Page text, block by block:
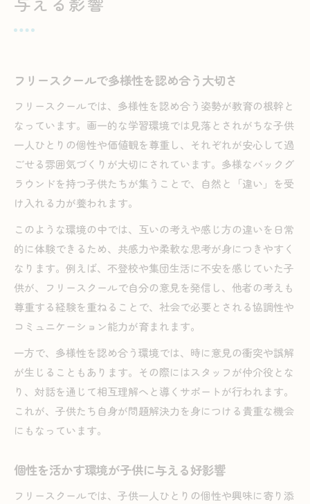
フリースクールで多様性を認め合う大切さ
フリースクールでは、多様性を認め合う姿勢が教育の根幹と
なっています。画一的な学習環境では見落とされがちな子供
一人ひとりの個性や価値観を尊重し、それぞれが安心して過
ごせる雰囲気づくりが大切にされています。多様なバックグ
ラウンドを持つ子供たちが集うことで、自然と「違い」を受
け入れる力が養われます。
このような環境の中では、互いの考えや感じ方の違いを日常
的に体験できるため、共感力や柔軟な思考が身につきやすく
なります。例えば、不登校や集団生活に不安を感じていた子
供が、フリースクールで自分の意見を発信し、他者の考えも
尊重する経験を重ねることで、社会で必要とされる協調性や
コミュニケーション能力が育まれます。
一方で、多様性を認め合う環境では、時に意見の衝突や誤解
が生じることもあります。その際にはスタッフが仲介役とな
り、対話を通じて相互理解へと導くサポートが行われます。
これが、子供たち自身が問題解決力を身につける貴重な機会
にもなっています。
個性を活かす環境が子供に与える好影響
フリースクールでは、子供一人ひとりの個性や興味に寄り添